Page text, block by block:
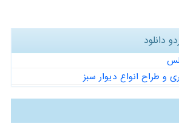
دانلود
و طراح انواع دیوار سبز